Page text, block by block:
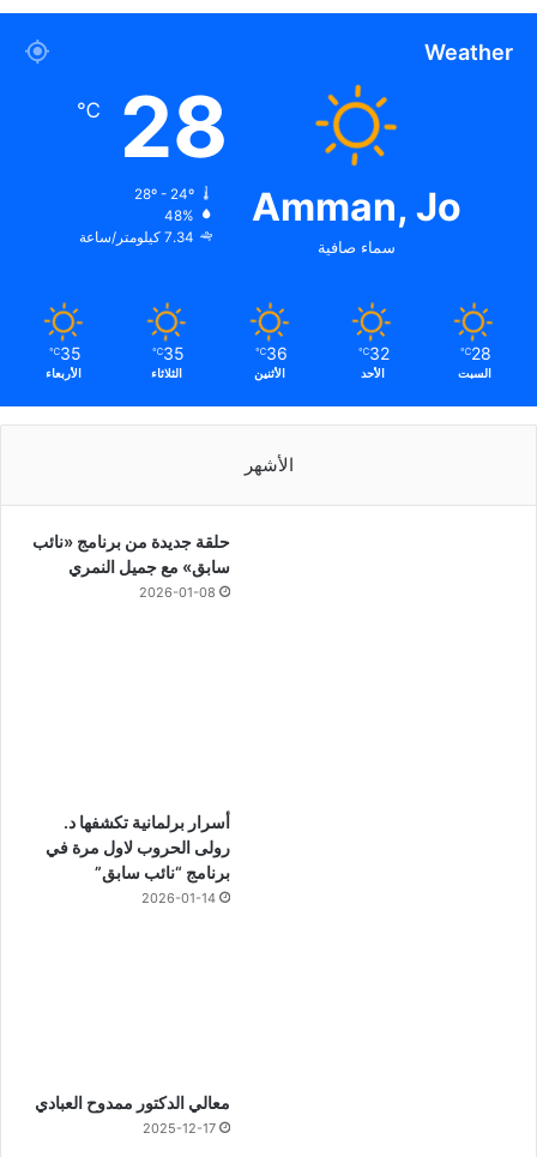
Weather
Amman, Jo
سماء صافية
28
℃
28º - 24º
48%
7.34 كيلومتر/ساعة
28
℃
السبت
32
℃
الأحد
36
℃
الأثنين
35
℃
الثلاثاء
35
℃
الأربعاء
الأشهر
حلقة جديدة من برنامج «نائب
سابق» مع جميل النمري
2026-01-08
أسرار برلمانية تكشفها د.
رولى الحروب لاول مرة في
برنامج “نائب سابق”
2026-01-14
معالي الدكتور ممدوح العبادي
2025-12-17